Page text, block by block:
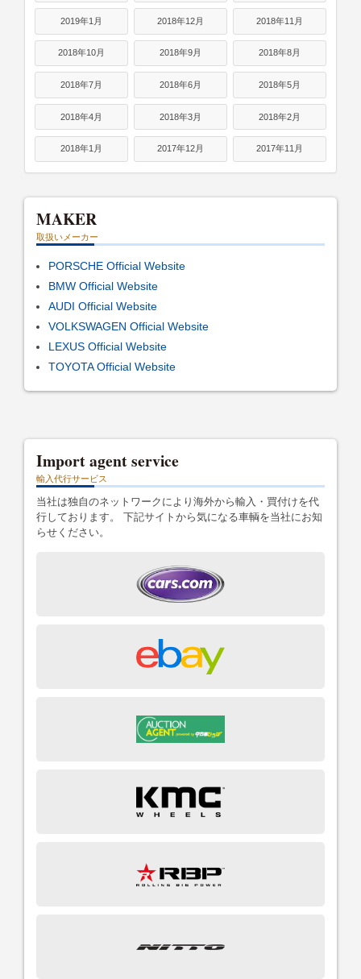
2019年1月 2018年12月 2018年11月
2018年10月 2018年9月 2018年8月
2018年7月 2018年6月 2018年5月
2018年4月 2018年3月 2018年2月
2018年1月 2017年12月 2017年11月
MAKER
取扱いメーカー
PORSCHE Official Website
BMW Official Website
AUDI Official Website
VOLKSWAGEN Official Website
LEXUS Official Website
TOYOTA Official Website
Import agent service
輸入代行サービス
当社は独自のネットワークにより海外から輸入・買付けを代
行しております。 下記サイトから気になる車輌を当社にお知
らせください。